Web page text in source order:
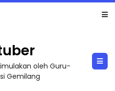
oleh Guru-
Gemilang